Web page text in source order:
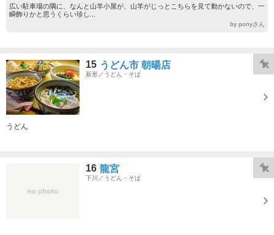
広い駐車場の隅に、なんと山羊小屋が、山羊がじっとこちらを見て動かないので、一
瞬飾りかと思うくらい珍し...
by ponyさん
15 うどん市 朝暘店
新形／うどん・そば
うどん
16 龍宮
下川／うどん・そば